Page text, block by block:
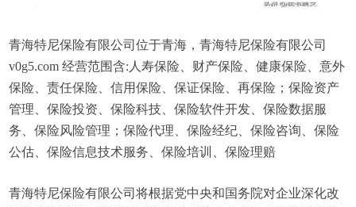
青海特尼保险有限公司位于青海，青海特尼保险有限公司
v0g5.com 经营范围含:人寿保险、财产保险、健康保险、意外
保险、责任保险、信用保险、保证保险、再保险；保险资产
管理、保险投资、保险科技、保险软件开发、保险数据服
务、保险风险管理；保险代理、保险经纪、保险咨询、保险
公估、保险信息技术服务、保险培训、保险理赔
青海特尼保险有限公司将根据党中央和国务院对企业深化改